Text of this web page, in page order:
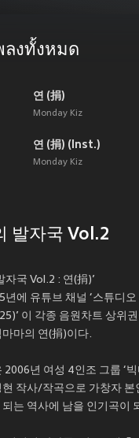
ลงทั้งหมด
연 (捐)
Monday Kiz
연 (捐) (Inst.)
Monday Kiz
발자국 Vol.2
자국 Vol.2 : 연(捐)’
년에 유튜브 채널 ‘스튜디
이 각종 음원차트 상위
마마의 연(捐)이다.
2006년 여성 4인조 그룹 ‘
현 작사/작곡으로 가창자 본
되는 역사에 남을 인기곡이